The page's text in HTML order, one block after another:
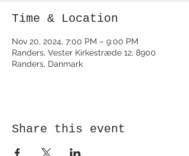
Time & Location
Nov 20, 2024, 7:00 PM – 9:00 PM
Randers, Vester Kirkestræde 12, 8900
Randers, Danmark
Share this event